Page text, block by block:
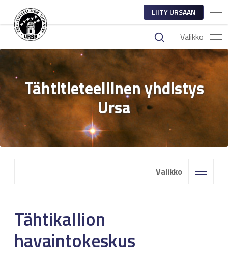
LIITY URSAAN
Valikko
Tähtitieteellinen yhdistys
Ursa
Valikko
Tähtikallion
havaintokeskus